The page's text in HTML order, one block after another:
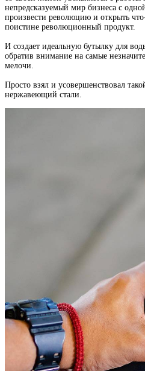
непредсказуемый мир бизнеса с
произвести революцию и открыть
поистине революционный продукт.
И создает идеальную бутылку для
обратив внимание на самые
мелочи.
Просто взял и усовершенствовал
нержавеющий стали.